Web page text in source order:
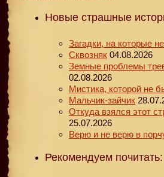
Новые страшные
Загадки, на которые
Сквозняк 04.08.2026
Земные проблемы
02.08.2026
Мистика, которой не
Мальчик-зайчик
Откуда взялся этот
25.07.2026
Верю и не верю в
Рекомендуем почитать: